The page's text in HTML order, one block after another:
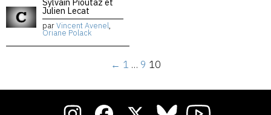
Julien Lecat
parVincent Avenel,
Oriane Polack
← 1 … 9 10